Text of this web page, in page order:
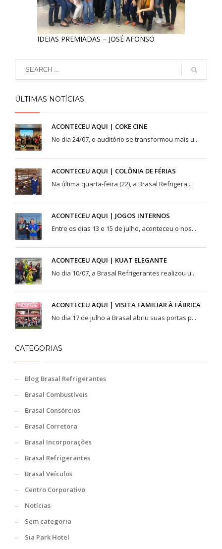
Fone: (61) 3081-4921
Setor de Clubes Sul
SCE Sul Trecho 1, Conj. 9 - Avenida das Nações Brasília (DF)
Taguatinga Setor Hoteleiro Sul
Área Especial de Postos – Pistão Sul Brasília (DF)
Fone: (61) 3036-9962
Se você procura outrs contatos, entre em contato conosco,
enviando um e-mail para contato@brasal.com.br. Obrigado!
IDEIAS PREMIADAS – JOSÉ AFONSO
ÚLTIMAS NOTÍCIAS
ACONTECEU AQUI | COKE CINE
No dia 24/07, o auditório se transformou mais u...
ACONTECEU AQUI | COLÔNIA DE FÉRIAS
Na última quarta-feira (22), a Brasal Refrigera...
ACONTECEU AQUI | JOGOS INTERNOS
Entre os dias 13 e 15 de julho, aconteceu o nos...
ACONTECEU AQUI | KUAT ELEGANTE
No dia 10/07, a Brasal Refrigerantes realizou u...
ACONTECEU AQUI | VISITA FAMILIAR À FÁBRICA
No dia 17 de julho a Brasal abriu suas portas p...
CATEGORIAS
Blog Brasal Refrigerantes
Brasal Combustíveis
Brasal Consórcios
Brasal Corretora
Brasal Incorporações
Brasal Refrigerantes
Brasal Veículos
Centro Corporativo
Notícias
Sem categoria
Sia Park Hotel